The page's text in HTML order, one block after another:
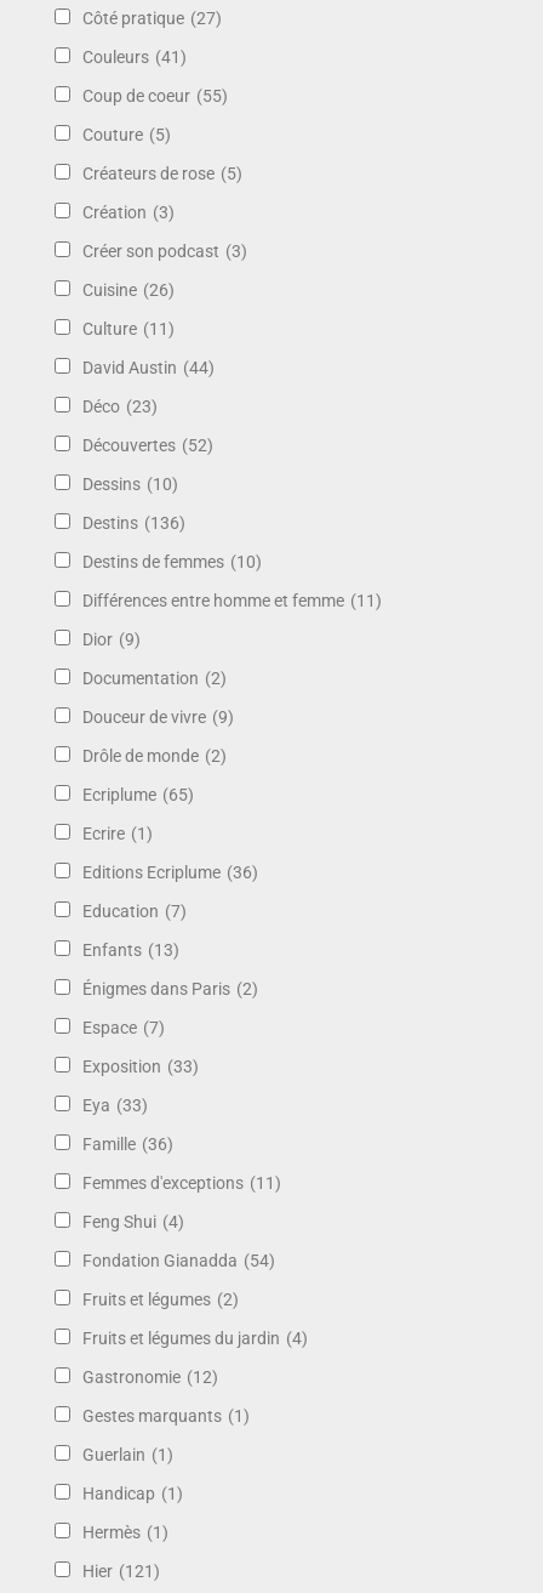
Côté pratique (27)
Couleurs (41)
Coup de coeur (55)
Couture (5)
Créateurs de rose (5)
Création (3)
Créer son podcast (3)
Cuisine (26)
Culture (11)
David Austin (44)
Déco (23)
Découvertes (52)
Dessins (10)
Destins (136)
Destins de femmes (10)
Différences entre homme et femme (11)
Dior (9)
Documentation (2)
Douceur de vivre (9)
Drôle de monde (2)
Ecriplume (65)
Ecrire (1)
Editions Ecriplume (36)
Education (7)
Enfants (13)
Énigmes dans Paris (2)
Espace (7)
Exposition (33)
Eya (33)
Famille (36)
Femmes d'exceptions (11)
Feng Shui (4)
Fondation Gianadda (54)
Fruits et légumes (2)
Fruits et légumes du jardin (4)
Gastronomie (12)
Gestes marquants (1)
Guerlain (1)
Handicap (1)
Hermès (1)
Hier (121)